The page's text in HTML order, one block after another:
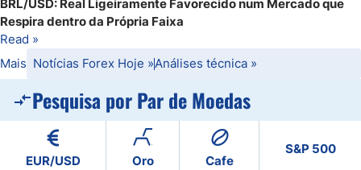
Pesquisa por Par de Moedas
EUR/USD Oro Cafe
S&P 500
BRL/USD: Real Ligeiramente Favorecido num Mercado que
Respira dentro da Própria Faixa
Read »
Mais Notícias Forex Hoje »Análises técnica »